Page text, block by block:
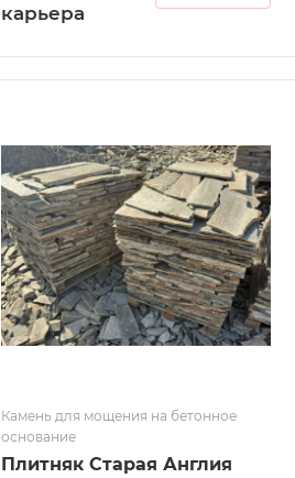
карьера
Камень для мощения на бетонное
основание
Плитняк Старая Англия